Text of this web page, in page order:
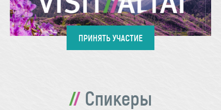
ПРИНЯТЬ УЧАСТИЕ
Спикеры